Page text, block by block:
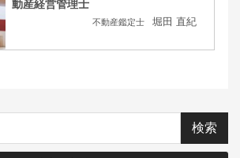
動産経営管理士
不動産鑑定士 堀田 直紀